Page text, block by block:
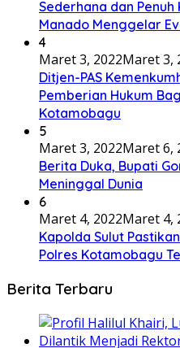
Sederhana dan Penuh
Manado Menggelar
4
Maret 3, 2022Maret 3,
Ditjen-PAS
Pemberian Hukum
Kotamobagu
5
Maret 3, 2022Maret 6,
Berita Duka, Bupati
Meninggal Dunia
6
Maret 4, 2022Maret 4,
Kapolda Sulut
Polres Kotamobagu
Berita Terbaru